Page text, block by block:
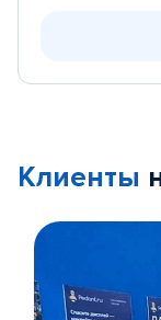
Клиенты